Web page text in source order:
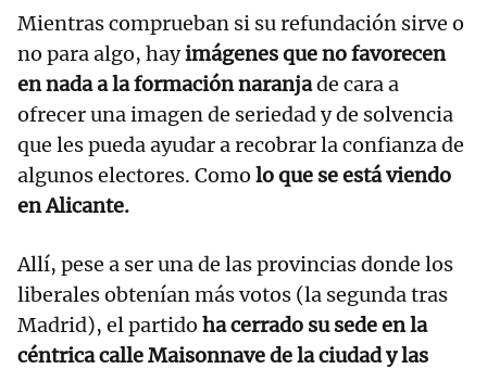
Mientras comprueban si su refundación sirve o
no para algo, hayimágenes que no favorecen
en nada a la formación naranjade cara a
ofrecer una imagen de seriedad y de solvencia
que les pueda ayudar a recobrar la confianza de
algunos electores. Como lo que se está viendo
en Alicante.
Allí, pese a ser una de las provincias donde los
liberales obtenían más votos (la segunda tras
Madrid), el partido ha cerrado su sede en la
céntrica calle Maisonnave de la ciudad y las